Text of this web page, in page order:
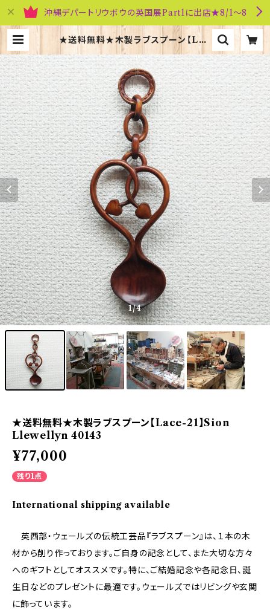
沖縄デパートリウボウの英国展Part1に出店★8/1～8
★送料無料★木製ラブスプーン【Lac
e-21】Sion Llewellyn 40143 |
英国雑貨専門店ブリティッシュ・ライフ
1/4
★送料無料★木製ラブスプーン【Lace-21】Sion
Llewellyn 40143
¥77,000
残り1点
International shipping available
英西部・ウェールズの伝統工芸品『ラブスプーン』は、１本の木
材から削り作っております。ご自身の記念として、また大切な方々
へのギフトとしてオススメです。特に、ご結婚記念や各記念日、誕
生日などのプレゼントに最適です。ウェールズではリビングや玄関
に飾っています。